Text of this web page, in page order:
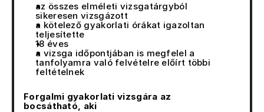
az összes elméleti vizsgatárgyból
sikeresen vizsgázott
a kötelező gyakorlati órákat igazoltan
teljesítette
18 éves
a vizsga időpontjában is megfelel a
tanfolyamra való felvételre előírt többi
feltételnek
Forgalmi gyakorlati vizsgára az
bocsátható, aki